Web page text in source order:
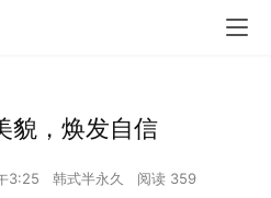
貌，焕发自信
3:25 韩式半永久 阅读 359